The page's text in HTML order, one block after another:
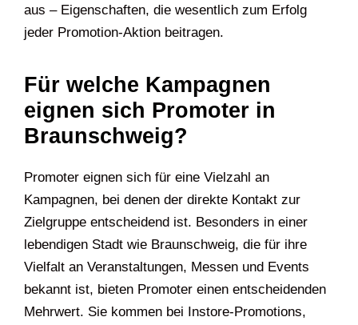
aus – Eigenschaften, die wesentlich zum Erfolg
jeder Promotion-Aktion beitragen.
Für welche Kampagnen
eignen sich Promoter in
Braunschweig?
Promoter eignen sich für eine Vielzahl an
Kampagnen, bei denen der direkte Kontakt zur
Zielgruppe entscheidend ist. Besonders in einer
lebendigen Stadt wie Braunschweig, die für ihre
Vielfalt an Veranstaltungen, Messen und Events
bekannt ist, bieten Promoter einen entscheidenden
Mehrwert. Sie kommen bei Instore-Promotions,